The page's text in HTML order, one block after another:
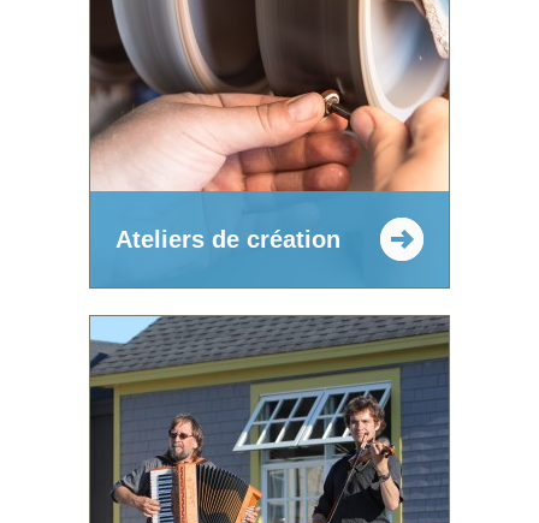
Ateliers de création